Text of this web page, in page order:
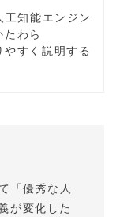
知能エンジン
わら
すく説明する
「優秀な人
が変化した